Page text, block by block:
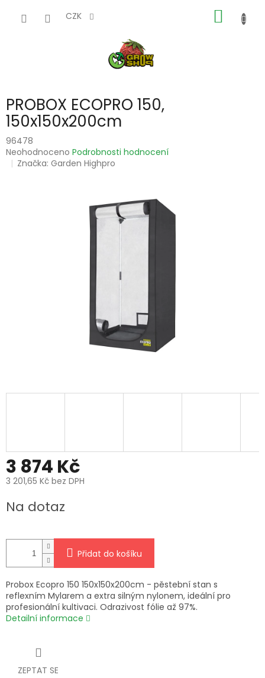
CZK
KOŠÍK
PROBOX ECOPRO 150,
150x150x200cm
96478
Průměrné
hodnocení
Neohodnoceno Podrobnosti hodnocení
Značka:Garden Highpro
3 874 Kč
3 201,65 Kč bez DPH
cena:
Na dotaz
Přidat do košíku
Probox Ecopro 150 150x150x200cm - pěstební stan s
reflexním Mylarem a extra silným nylonem, ideální pro
profesionální kultivaci. Odrazivost fólie až 97%.
Detailní informace
ZEPTAT SE